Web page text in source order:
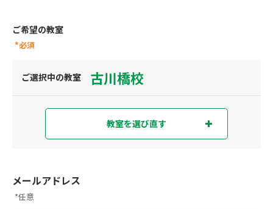
ご希望の教室
*必須
ご選択中の教室 古川橋校
教室を選び直す
現在地から探す
都道府県から探す
教室を選び直す
メールアドレス
*任意